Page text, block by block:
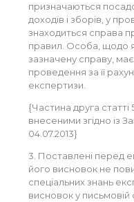
призначаються
доходів і зборів, у
знаходиться справа
правил. Особа, щодо
зазначену справу,
проведення за її
експертизи.
{Частина друга статті
внесеними згідно із
04.07.2013}
3. Поставлені перед
його висновок не
спеціальних знань
висновок у письмовій